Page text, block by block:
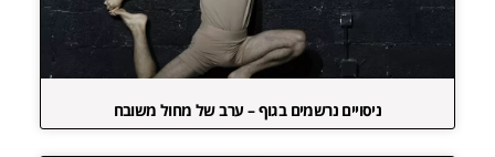
ניסויים נרשמים בגוף – ערב של מחול משובח